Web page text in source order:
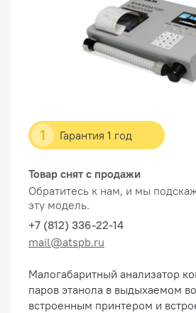
1 Гарантия 1 год
Малогабаритный анализатор
паров этанола в выдыхаемом
встроенным принтером и
Товар снят с продажи
Обратитесь к нам, и мы
эту модель.
+7 (812) 336-22-14
mail@atspb.ru